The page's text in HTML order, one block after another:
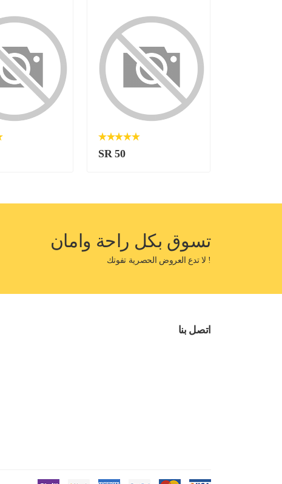
SR 50
تسوق بكل راحة وامان
! لا تدع العروض الحصرية تفوتك
اتصل بنا